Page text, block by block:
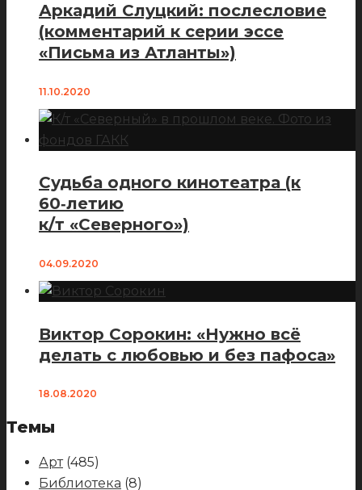
Аркадий Слуцкий: послесловие
(комментарий к серии эссе
«Письма из Атланты»)
11.10.2020
Судьба одного кинотеатра (к
60‑летию
к/т «Северного»)
04.09.2020
Виктор Сорокин: «Нужно всё
делать с любовью и без пафоса»
18.08.2020
Темы
Арт(485)
Библиотека (8)